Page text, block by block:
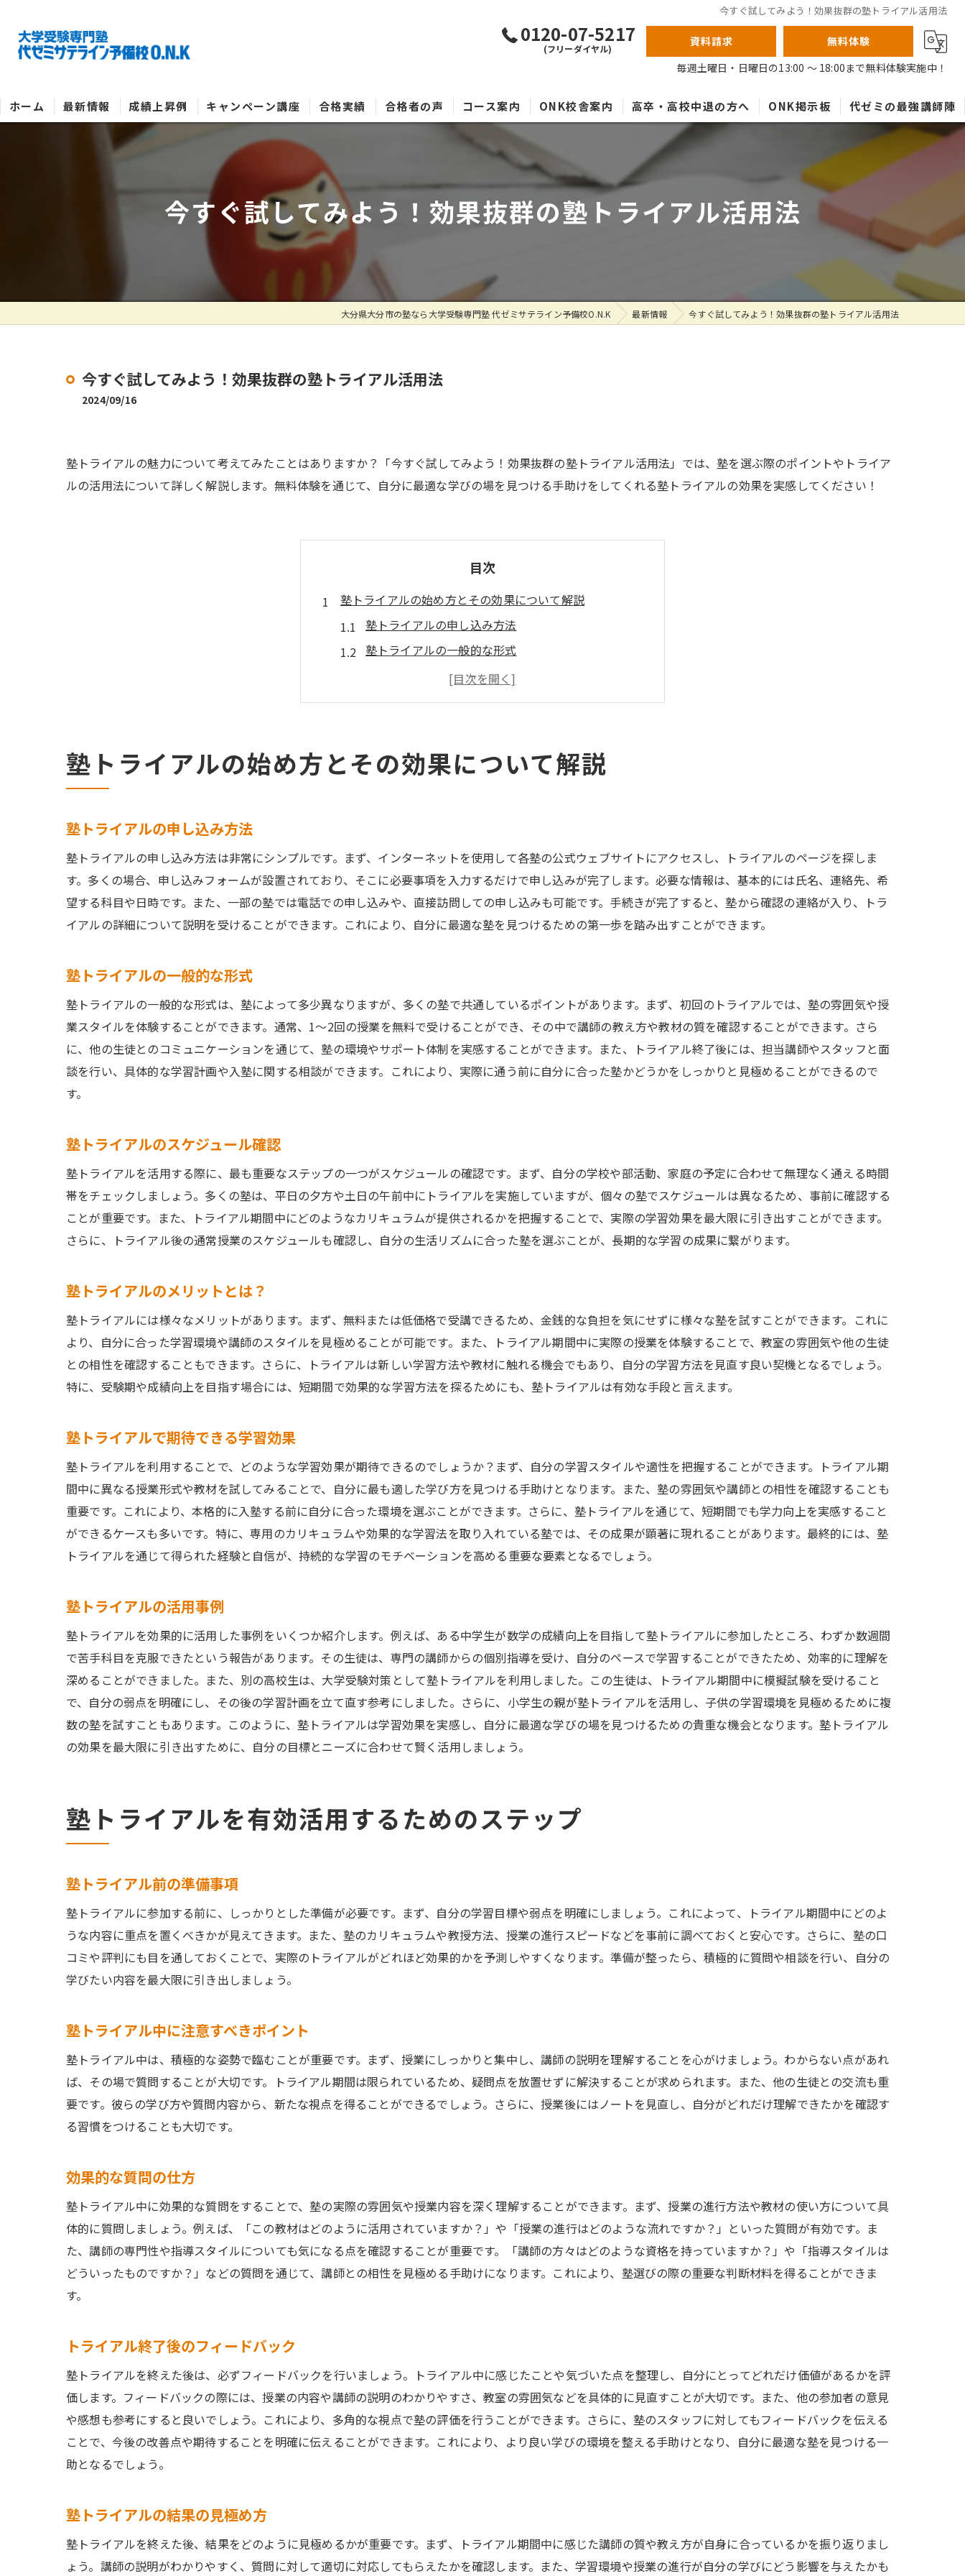
今すぐ試してみよう！効果抜群の塾トライアル活用法
0120-07-5217
(フリーダイヤル)
資料請求
無料体験
毎週土曜日・日曜日の13:00 ～ 18:00まで無料体験実施中！
ホーム 最新情報 成績上昇例 キャンペーン講座 合格実績 合格者の声 コース案内 ONK校舎案内 高卒・高校中退の方へ ONK掲示板 代ゼミの最強講師陣
今すぐ試してみよう！効果抜群の塾トライアル活用法
大分県大分市の塾なら大学受験専門塾 代ゼミサテライン予備校O.N.K 最新情報 今すぐ試してみよう！効果抜群の塾トライアル活用法
今すぐ試してみよう！効果抜群の塾トライアル活用法
2024/09/16
塾トライアルの魅力について考えてみたことはありますか？「今すぐ試してみよう！効果抜群の塾トライアル活用法」では、塾を選ぶ際のポイントやトライア
ルの活用法について詳しく解説します。無料体験を通じて、自分に最適な学びの場を見つける手助けをしてくれる塾トライアルの効果を実感してください！
目次
塾トライアルの始め方とその効果について解説
塾トライアルの申し込み方法
塾トライアルの一般的な形式
塾トライアルのスケジュール確認
塾トライアルのメリットとは？
塾トライアルの活用事例
塾トライアルを有効活用するためのステップ
効果的な質問の仕方
トライアル終了後のフィードバック
塾トライアルの結果の見極め方
塾トライアル後の次のアクション
個別指導と集団指導の比較
講師との相性を確認する方法
塾の学習環境のチェックポイント
カリキュラムの適合性を判断する
塾トライアルで得られる具体的な体験
塾トライアルの期間中に感じたこと
塾トライアルの費用対効果を考える
無料体験の申し込み方法
教師の教え方を観察する
塾トライアルで学びの場を選ぶ際の注意点
塾トライアルの選び方
過度な期待を持たないこと
塾トライアルの比較方法
塾トライアルの長期的な視野を持つ
塾トライアルを通じて得られる学習効果とは
塾トライアルで得た具体的な効果
学力向上の実感
自己学習力の向上
モチベーションの向上
塾トライアルでのフィードバックの重要性
塾トライアルで自分に最適な学習スタイルを発見する方法
自分に合った学習ペースを見つける
フィードバックを活用した改善方法
塾トライアルを通じて学習スタイルを確立する
塾トライアルの始め方とその効果について解説
塾トライアルの申し込み方法
塾トライアルの申し込み方法は非常にシンプルです。まず、インターネットを使用して各塾の公式ウェブサイトにアクセスし、トライアルのページを探しま
す。多くの場合、申し込みフォームが設置されており、そこに必要事項を入力するだけで申し込みが完了します。必要な情報は、基本的には氏名、連絡先、希
望する科目や日時です。また、一部の塾では電話での申し込みや、直接訪問しての申し込みも可能です。手続きが完了すると、塾から確認の連絡が入り、トラ
イアルの詳細について説明を受けることができます。これにより、自分に最適な塾を見つけるための第一歩を踏み出すことができます。
塾トライアルの一般的な形式
塾トライアルの一般的な形式は、塾によって多少異なりますが、多くの塾で共通しているポイントがあります。まず、初回のトライアルでは、塾の雰囲気や授
業スタイルを体験することができます。通常、1～2回の授業を無料で受けることができ、その中で講師の教え方や教材の質を確認することができます。さら
に、他の生徒とのコミュニケーションを通じて、塾の環境やサポート体制を実感することができます。また、トライアル終了後には、担当講師やスタッフと面
談を行い、具体的な学習計画や入塾に関する相談ができます。これにより、実際に通う前に自分に合った塾かどうかをしっかりと見極めることができるので
す。
塾トライアルのスケジュール確認
塾トライアルを活用する際に、最も重要なステップの一つがスケジュールの確認です。まず、自分の学校や部活動、家庭の予定に合わせて無理なく通える時間
帯をチェックしましょう。多くの塾は、平日の夕方や土日の午前中にトライアルを実施していますが、個々の塾でスケジュールは異なるため、事前に確認する
ことが重要です。また、トライアル期間中にどのようなカリキュラムが提供されるかを把握することで、実際の学習効果を最大限に引き出すことができます。
さらに、トライアル後の通常授業のスケジュールも確認し、自分の生活リズムに合った塾を選ぶことが、長期的な学習の成果に繋がります。
塾トライアルのメリットとは？
塾トライアルには様々なメリットがあります。まず、無料または低価格で受講できるため、金銭的な負担を気にせずに様々な塾を試すことができます。これに
より、自分に合った学習環境や講師のスタイルを見極めることが可能です。また、トライアル期間中に実際の授業を体験することで、教室の雰囲気や他の生徒
との相性を確認することもできます。さらに、トライアルは新しい学習方法や教材に触れる機会でもあり、自分の学習方法を見直す良い契機となるでしょう。
特に、受験期や成績向上を目指す場合には、短期間で効果的な学習方法を探るためにも、塾トライアルは有効な手段と言えます。
塾トライアルで期待できる学習効果
塾トライアルを利用することで、どのような学習効果が期待できるのでしょうか？まず、自分の学習スタイルや適性を把握することができます。トライアル期
間中に異なる授業形式や教材を試してみることで、自分に最も適した学び方を見つける手助けとなります。また、塾の雰囲気や講師との相性を確認することも
重要です。これにより、本格的に入塾する前に自分に合った環境を選ぶことができます。さらに、塾トライアルを通じて、短期間でも学力向上を実感すること
ができるケースも多いです。特に、専用のカリキュラムや効果的な学習法を取り入れている塾では、その成果が顕著に現れることがあります。最終的には、塾
トライアルを通じて得られた経験と自信が、持続的な学習のモチベーションを高める重要な要素となるでしょう。
塾トライアルの活用事例
塾トライアルを効果的に活用した事例をいくつか紹介します。例えば、ある中学生が数学の成績向上を目指して塾トライアルに参加したところ、わずか数週間
で苦手科目を克服できたという報告があります。その生徒は、専門の講師からの個別指導を受け、自分のペースで学習することができたため、効率的に理解を
深めることができました。また、別の高校生は、大学受験対策として塾トライアルを利用しました。この生徒は、トライアル期間中に模擬試験を受けること
で、自分の弱点を明確にし、その後の学習計画を立て直す参考にしました。さらに、小学生の親が塾トライアルを活用し、子供の学習環境を見極めるために複
数の塾を試すこともあります。このように、塾トライアルは学習効果を実感し、自分に最適な学びの場を見つけるための貴重な機会となります。塾トライアル
の効果を最大限に引き出すために、自分の目標とニーズに合わせて賢く活用しましょう。
塾トライアルを有効活用するためのステップ
塾トライアル前の準備事項
塾トライアルに参加する前に、しっかりとした準備が必要です。まず、自分の学習目標や弱点を明確にしましょう。これによって、トライアル期間中にどのよ
うな内容に重点を置くべきかが見えてきます。また、塾のカリキュラムや教授方法、授業の進行スピードなどを事前に調べておくと安心です。さらに、塾の口
コミや評判にも目を通しておくことで、実際のトライアルがどれほど効果的かを予測しやすくなります。準備が整ったら、積極的に質問や相談を行い、自分の
学びたい内容を最大限に引き出しましょう。
塾トライアル中に注意すべきポイント
塾トライアル中は、積極的な姿勢で臨むことが重要です。まず、授業にしっかりと集中し、講師の説明を理解することを心がけましょう。わからない点があれ
ば、その場で質問することが大切です。トライアル期間は限られているため、疑問点を放置せずに解決することが求められます。また、他の生徒との交流も重
要です。彼らの学び方や質問内容から、新たな視点を得ることができるでしょう。さらに、授業後にはノートを見直し、自分がどれだけ理解できたかを確認す
る習慣をつけることも大切です。
効果的な質問の仕方
塾トライアル中に効果的な質問をすることで、塾の実際の雰囲気や授業内容を深く理解することができます。まず、授業の進行方法や教材の使い方について具
体的に質問しましょう。例えば、「この教材はどのように活用されていますか？」や「授業の進行はどのような流れですか？」といった質問が有効です。ま
た、講師の専門性や指導スタイルについても気になる点を確認することが重要です。「講師の方々はどのような資格を持っていますか？」や「指導スタイルは
どういったものですか？」などの質問を通じて、講師との相性を見極める手助けになります。これにより、塾選びの際の重要な判断材料を得ることができま
す。
トライアル終了後のフィードバック
塾トライアルを終えた後は、必ずフィードバックを行いましょう。トライアル中に感じたことや気づいた点を整理し、自分にとってどれだけ価値があるかを評
価します。フィードバックの際には、授業の内容や講師の説明のわかりやすさ、教室の雰囲気などを具体的に見直すことが大切です。また、他の参加者の意見
や感想も参考にすると良いでしょう。これにより、多角的な視点で塾の評価を行うことができます。さらに、塾のスタッフに対してもフィードバックを伝える
ことで、今後の改善点や期待することを明確に伝えることができます。これにより、より良い学びの環境を整える手助けとなり、自分に最適な塾を見つける一
助となるでしょう。
塾トライアルの結果の見極め方
塾トライアルを終えた後、結果をどのように見極めるかが重要です。まず、トライアル期間中に感じた講師の質や教え方が自身に合っているかを振り返りまし
ょう。講師の説明がわかりやすく、質問に対して適切に対応してもらえたかを確認します。また、学習環境や授業の進行が自分の学びにどう影響を与えたかも